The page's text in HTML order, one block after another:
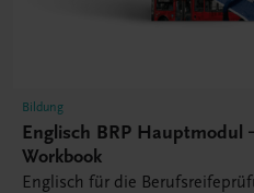
Bildung
Englisch BRP Hauptmodul
Workbook
Englisch für die